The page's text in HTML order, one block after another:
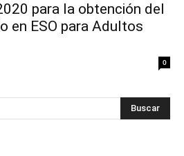
para la obtención del
en ESO para Adultos
0